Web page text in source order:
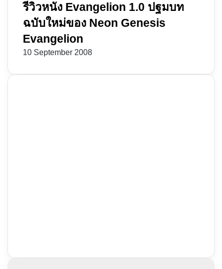
รีวิวหนัง Evangelion 1.0 ปฐมบท
ฉบับใหม่ของ Neon Genesis
Evangelion
10 September 2008